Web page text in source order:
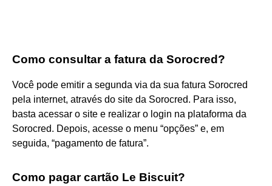
Como consultar a fatura da Sorocred?
Você pode emitir a segunda via da sua fatura Sorocred
pela internet, através do site da Sorocred. Para isso,
basta acessar o site e realizar o login na plataforma da
Sorocred. Depois, acesse o menu “opções” e, em
seguida, “pagamento de fatura”.
Como pagar cartão Le Biscuit?